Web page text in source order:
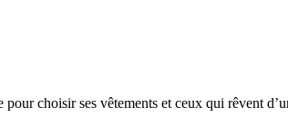
choisir ses vêtements et ceux qui rêvent